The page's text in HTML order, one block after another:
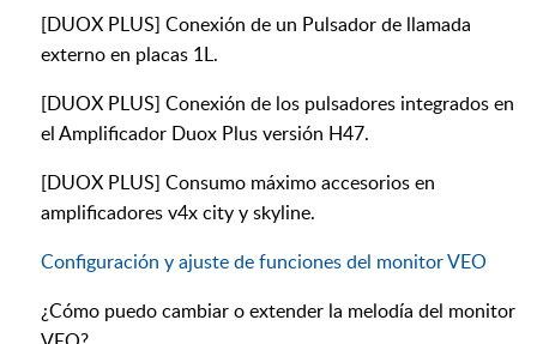
[DUOX PLUS] Conexión de un Pulsador de llamada
externo en placas 1L.
[DUOX PLUS] Conexión de los pulsadores integrados en
el Amplificador Duox Plus versión H47.
[DUOX PLUS] Consumo máximo accesorios en
amplificadores v4x city y skyline.
Configuración y ajuste de funciones del monitor VEO
¿Cómo puedo cambiar o extender la melodía del monitor